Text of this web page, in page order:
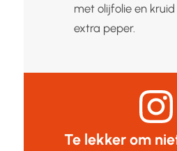
met olijfolie en
extra peper.
Te lekker om